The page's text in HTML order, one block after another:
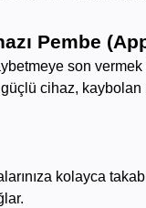
Pembe
son
cihaz,
kolayca